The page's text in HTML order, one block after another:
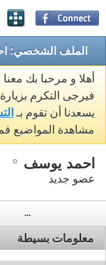
الملف الشخصي:
أهلا و مرحبا بك
فيرجى التكرم بزيارة
يسعدنا أن تقوم بـ
مشاهدة المواضيع قم
احمد يوسف
عضو جديد
...
معلومات بسيطة